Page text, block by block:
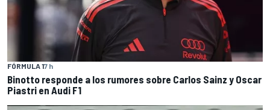
FÓRMULA 17 h
Binotto responde a los rumores sobre Carlos Sainz y Oscar
Piastri en Audi F1